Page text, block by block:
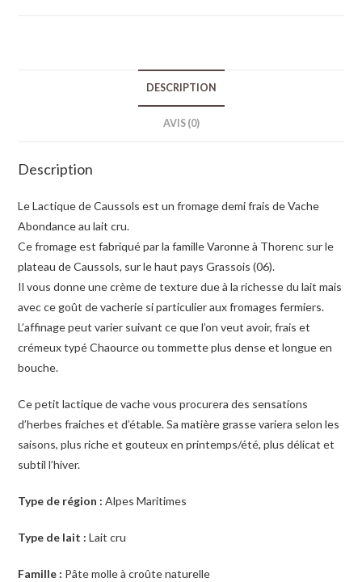
DESCRIPTION
AVIS (0)
Description
Le Lactique de Caussols est un fromage demi frais de Vache
Abondance au lait cru.
Ce fromage est fabriqué par la famille Varonne à Thorenc sur le
plateau de Caussols, sur le haut pays Grassois (06).
Il vous donne une crème de texture due à la richesse du lait mais
avec ce goût de vacherie si particulier aux fromages fermiers.
L’affinage peut varier suivant ce que l’on veut avoir, frais et
crémeux typé Chaource ou tommette plus dense et longue en
bouche.
Ce petit lactique de vache vous procurera des sensations
d’herbes fraiches et d’étable. Sa matière grasse variera selon les
saisons, plus riche et gouteux en printemps/été, plus délicat et
subtil l’hiver.
Type de région : Alpes Maritimes
Type de lait : Lait cru
Famille : Pâte molle à croûte naturelle